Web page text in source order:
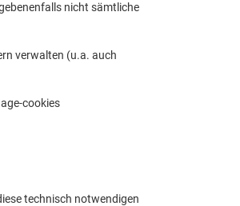
nicht sämtliche
verwalten (u.a. auch
cookies
technisch notwendigen